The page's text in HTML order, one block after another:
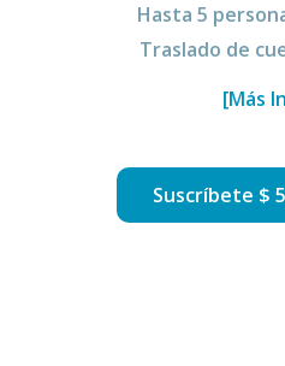
Hasta 5
Traslado de
[Más
Suscríbete $